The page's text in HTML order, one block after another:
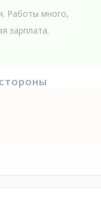
Работы много,
зарплата.